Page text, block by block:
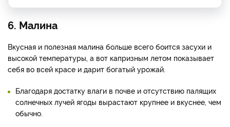
6. Малина
Вкусная и полезная малина больше всего боится засухи и
высокой температуры, а вот капризным летом показывает
себя во всей красе и дарит богатый урожай.
Благодаря достатку влаги в почве и отсутствию палящих
солнечных лучей ягоды вырастают крупнее и вкуснее, чем
обычно.